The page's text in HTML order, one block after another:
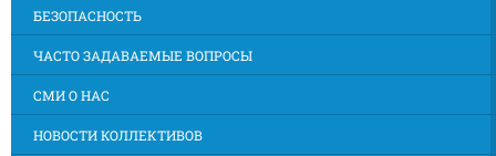
БЕЗОПАСНОСТЬ
ЧАСТО ЗАДАВАЕМЫЕ ВОПРОСЫ
СМИ О НАС
НОВОСТИ КОЛЛЕКТИВОВ